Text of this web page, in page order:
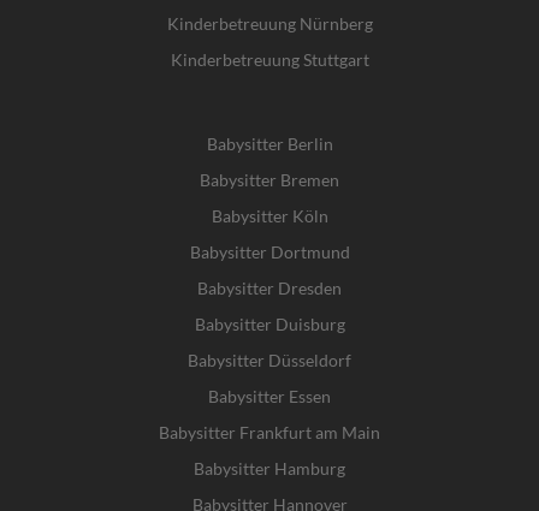
Kinderbetreuung Nürnberg
Kinderbetreuung Stuttgart
Babysitter Berlin
Babysitter Bremen
Babysitter Köln
Babysitter Dortmund
Babysitter Dresden
Babysitter Duisburg
Babysitter Düsseldorf
Babysitter Essen
Babysitter Frankfurt am Main
Babysitter Hamburg
Babysitter Hannover